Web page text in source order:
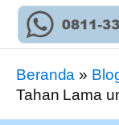
Beranda »
Tahan Lama